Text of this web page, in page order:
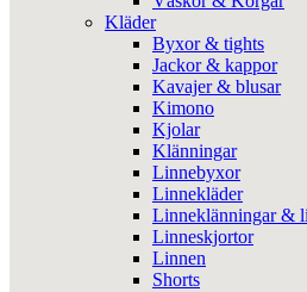
Kläder
Byxor & tights
Jackor & kappor
Kavajer & blusar
Kimono
Kjolar
Klänningar
Linnebyxor
Linnekläder
Linneklänningar &
Linneskjortor
Linnen
Shorts